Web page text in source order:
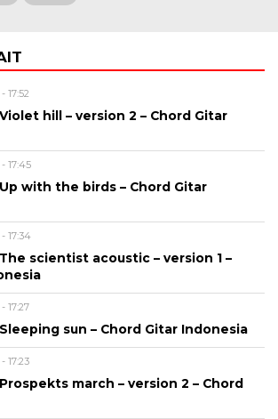
17:52
hill – version 2 – Chord Gitar
17:45
with the birds – Chord Gitar
17:34
scientist acoustic – version 1 –
17:27
sun – Chord Gitar Indonesia
17:23
march – version 2 – Chord